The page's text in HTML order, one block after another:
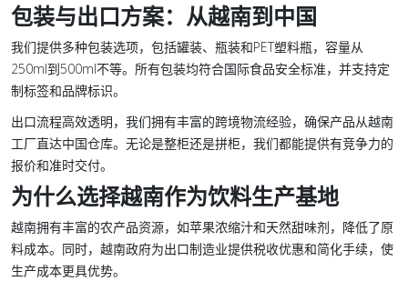
包装与出口方案：从越南到中国
我们提供多种包装选项，包括罐装、瓶装和PET塑料瓶，容量从
250ml到500ml不等。所有包装均符合国际食品安全标准，并支持定
制标签和品牌标识。
出口流程高效透明，我们拥有丰富的跨境物流经验，确保产品从越南
工厂直达中国仓库。无论是整柜还是拼柜，我们都能提供有竞争力的
报价和准时交付。
为什么选择越南作为饮料生产基地
越南拥有丰富的农产品资源，如苹果浓缩汁和天然甜味剂，降低了原
料成本。同时，越南政府为出口制造业提供税收优惠和简化手续，使
生产成本更具优势。